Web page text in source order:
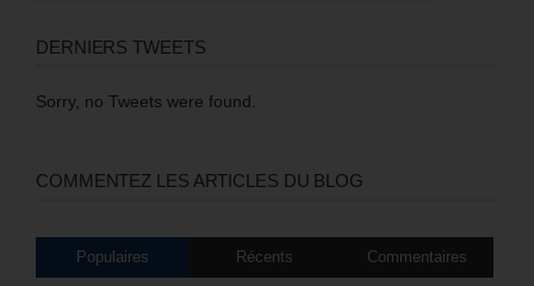
DERNIERS TWEETS
Sorry, no Tweets were found.
COMMENTEZ LES ARTICLES DU BLOG
Populaires Récents Commentaires